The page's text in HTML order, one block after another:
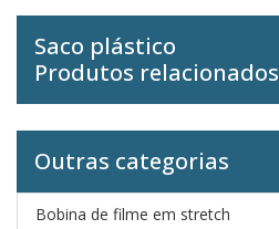
Saco plástico
Produtos relacionados
Outras categorias
Bobina de filme em stretch